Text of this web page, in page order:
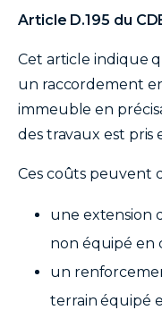
Article D.195 du
Cet article indique
un raccordement
immeuble en
des travaux est pris
Ces coûts peuvent
une extension
non équipé en
un
terrain équipé